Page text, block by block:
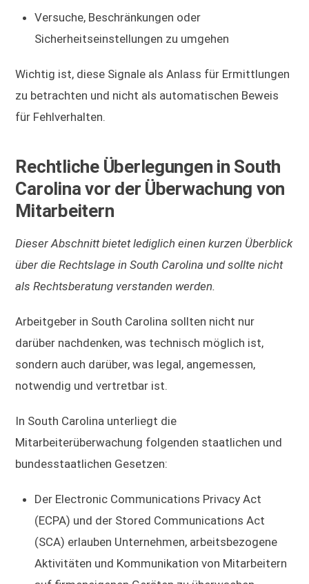
Versuche, Beschränkungen oder
Sicherheitseinstellungen zu umgehen
Wichtig ist, diese Signale als Anlass für Ermittlungen
zu betrachten und nicht als automatischen Beweis
für Fehlverhalten.
Rechtliche Überlegungen in South
Carolina vor der Überwachung von
Mitarbeitern
Dieser Abschnitt bietet lediglich einen kurzen Überblick
über die Rechtslage in South Carolina und sollte nicht
als Rechtsberatung verstanden werden.
Arbeitgeber in South Carolina sollten nicht nur
darüber nachdenken, was technisch möglich ist,
sondern auch darüber, was legal, angemessen,
notwendig und vertretbar ist.
In South Carolina unterliegt die
Mitarbeiterüberwachung folgenden staatlichen und
bundesstaatlichen Gesetzen:
Der Electronic Communications Privacy Act
(ECPA) und der Stored Communications Act
(SCA) erlauben Unternehmen, arbeitsbezogene
Aktivitäten und Kommunikation von Mitarbeitern